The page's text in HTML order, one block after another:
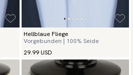
Hellblaue Fliege
Vorgebunden | 100% Seide
29.99 USD